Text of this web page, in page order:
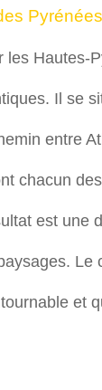
Pyrénées
les Hautes-
Il se
entre
chacun
est une
Le
et